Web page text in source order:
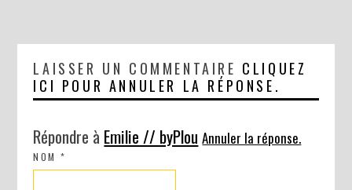
LAISSER UN COMMENTAIRE CLIQUEZ
ICI POUR ANNULER LA RÉPONSE.
Répondre à Emilie // byPlou Annuler la réponse.
NOM*